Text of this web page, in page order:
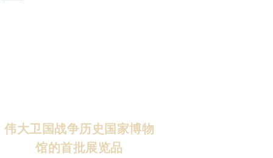
伟大卫国战争历史国家博物
馆的首批展览品